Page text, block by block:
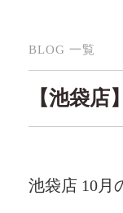
BLOG 一覧
【池袋
池袋店 10月